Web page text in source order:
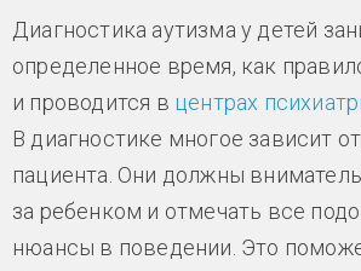
Диагностика аутизма у детей
определенное время, как
и проводится в центрах
В диагностике многое зависит
пациента. Они должны
за ребенком и отмечать все
нюансы в поведении. Это